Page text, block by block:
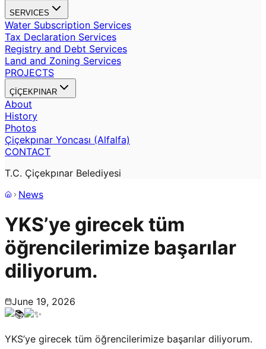
SERVICES
Water Subscription Services
Tax Declaration Services
Registry and Debt Services
Land and Zoning Services
PROJECTS
ÇİÇEKPINAR
About
History
Photos
Çiçekpınar Yoncası (Alfalfa)
CONTACT
T.C. Çiçekpınar Belediyesi
News
YKS’ye girecek tüm
öğrencilerimize başarılar
diliyorum.
June 19, 2026
YKS’ye girecek tüm öğrencilerimize başarılar diliyorum.